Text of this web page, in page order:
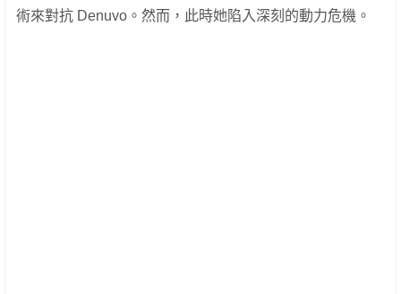
術來對抗 Denuvo。然而，此時她陷入深刻的動力危機。